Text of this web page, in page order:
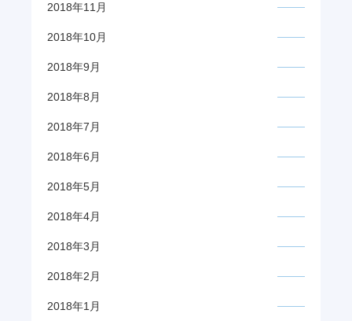
2018年11月
2018年10月
2018年9月
2018年8月
2018年7月
2018年6月
2018年5月
2018年4月
2018年3月
2018年2月
2018年1月